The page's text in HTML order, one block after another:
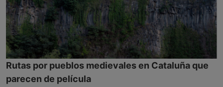
Rutas por pueblos medievales en Cataluña que
parecen de película